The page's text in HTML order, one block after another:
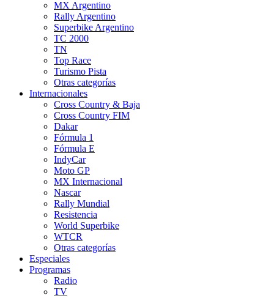
MX Argentino
Rally Argentino
Superbike Argentino
TC 2000
TN
Top Race
Turismo Pista
Otras categorías
Internacionales
Cross Country & Baja
Cross Country FIM
Dakar
Fórmula 1
Fórmula E
IndyCar
Moto GP
MX Internacional
Nascar
Rally Mundial
Resistencia
World Superbike
WTCR
Otras categorías
Especiales
Programas
Radio
TV